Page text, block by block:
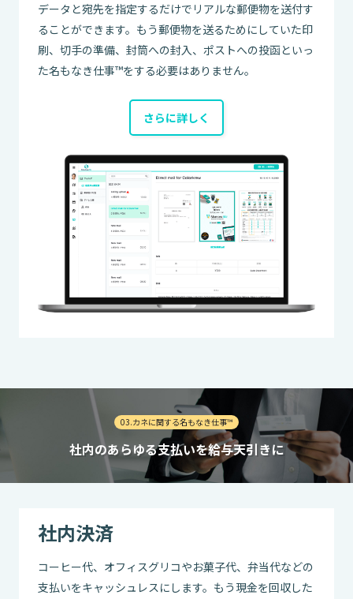
データと宛先を指定するだけでリアルな郵便物を送付す
ることができます。もう郵便物を送るためにしていた印
刷、切手の準備、封筒への封入、ポストへの投函といっ
た名もなき仕事™をする必要はありません。
さらに詳しく
03.カネに関する名もなき仕事™
社内のあらゆる支払いを給与天引きに
社内決済
コーヒー代、オフィスグリコやお菓子代、弁当代などの
支払いをキャッシュレスにします。もう現金を回収した